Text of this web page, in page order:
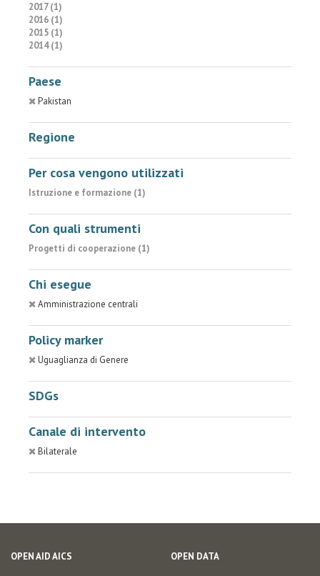
2017 (1)
2016 (1)
2015 (1)
2014 (1)
Paese
Pakistan
Regione
Per cosa vengono utilizzati
Istruzione e formazione (1)
Con quali strumenti
Progetti di cooperazione (1)
Chi esegue
Amministrazione centrali
Policy marker
Uguaglianza di Genere
SDGs
Canale di intervento
Bilaterale
OPEN AID AICS OPEN DATA